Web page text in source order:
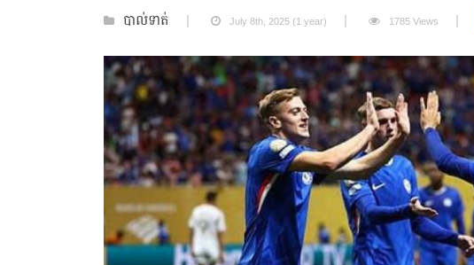
បាល់ទាត់ July 8th, 2025 (1 year) 1785 Views